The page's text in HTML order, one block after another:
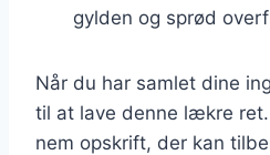
gylden og sprød
Når du har samlet dine
til at lave denne lækre
nem opskrift, der kan